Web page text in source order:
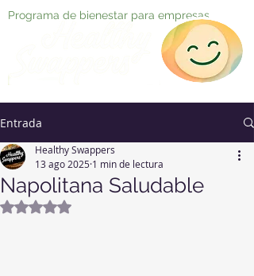
Programa de bienestar para empresas
Entrada
Napolitana Saludable
Healthy Swappers
13 ago 2025 1 min de lectura
Obtuvo NaN de 5 estrellas.